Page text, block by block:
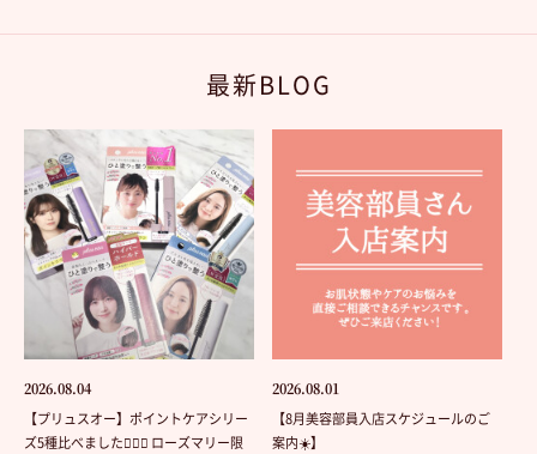
最新BLOG
2026.08.04
【プリュスオー】ポイントケアシリー
ズ5種比べました💁🏻‍♀️ ローズマリー限
2026.08.01
【8月美容部員入店スケジュールのご
案内☀️】